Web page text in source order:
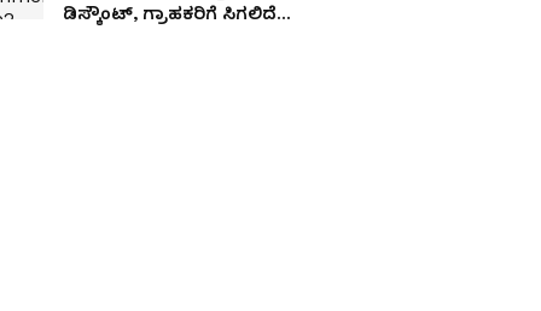
ಡಿಸ್ಕೌಂಟ್‌, ಗ್ರಾಹಕರಿಗೆ ಸಿಗಲಿದೆ